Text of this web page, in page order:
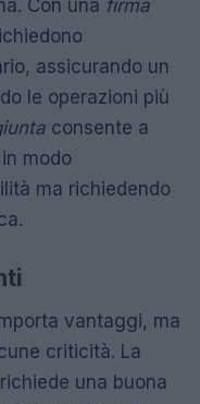
Con una firma
assicurando un
le operazioni più
consente a
modo
ma richiedendo
vantaggi, ma
criticità. La
una buona